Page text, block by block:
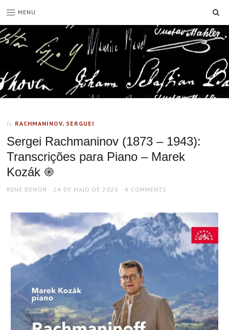
MENU
In RACHMANINOV, SERGUEI
Sergei Rachmaninov (1873 – 1943):
Transcrições para Piano – Marek
Kozák ֎
AUTHOR
RENÉ DENON
POSTED
24 DE MAIO DE 2026 4 COMMENTS